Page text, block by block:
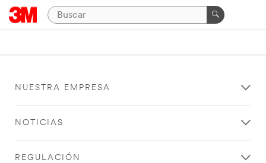
NUESTRA EMPRESA
NOTICIAS
REGULACIÓN